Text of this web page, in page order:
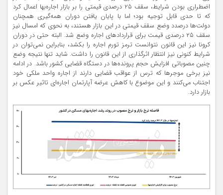
اضطراری بودن شرایط، سقف ۲۵ درصدی قیمتی را بر بازار اجاره‌‌بها اعمال کرد
که تا حدی قابل توجیه بود؛ اما با پایان یافتن دوران همه‌گیری همچنان
دولت‌‌ها درصدد وضع سقف قیمتی در این بازار هستند، به نحوی که امسال نیز
سقف ۲۵ درصدی قیمت برای قراردادهای اجاره وضع شد. البته حتی در دوران
کرونا نیز این قانون نتوانست ترمز تورم اجاره را بکشد، بنابراین نمی‌توان در
شرایط کنونی نیز انتظار اثرگذاری از این قانون را داشت. شاید تنها نتیجه وضع
چنین مصوباتی افزایش حجم پرونده‌‌ها در دستگاه قضایی کشور باشد. در ادامه
نیز برخی موجرها که ترس از عواقب قضایی دارند از اجاره واحد ملکی خود
اجتناب می‌کنند و این موضوع با کاهش عرضه آپارتمان اجاره‌‌ای تاثیر عکس بر
بازار دارد.